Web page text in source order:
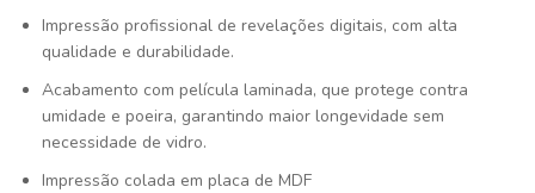
Impressão profissional de revelações digitais, com alta
qualidade e durabilidade.
Acabamento com película laminada, que protege contra
umidade e poeira, garantindo maior longevidade sem
necessidade de vidro.
Impressão colada em placa de MDF